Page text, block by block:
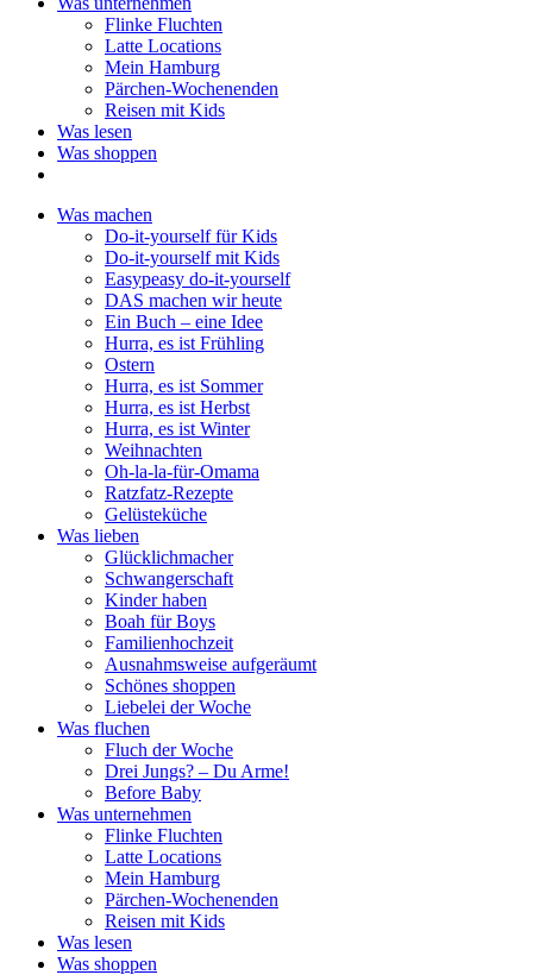
Flinke Fluchten
Latte Locations
Mein Hamburg
Pärchen-Wochenenden
Reisen mit Kids
Was lesen
Was shoppen
Was machen
Do-it-yourself für Kids
Do-it-yourself mit Kids
Easypeasy do-it-yourself
DAS machen wir heute
Ein Buch – eine Idee
Hurra, es ist Frühling
Ostern
Hurra, es ist Sommer
Hurra, es ist Herbst
Hurra, es ist Winter
Weihnachten
Oh-la-la-für-Omama
Ratzfatz-Rezepte
Gelüsteküche
Was lieben
Glücklichmacher
Schwangerschaft
Kinder haben
Boah für Boys
Familienhochzeit
Ausnahmsweise aufgeräumt
Schönes shoppen
Liebelei der Woche
Was fluchen
Fluch der Woche
Drei Jungs? – Du Arme!
Before Baby
Was unternehmen
Flinke Fluchten
Latte Locations
Mein Hamburg
Pärchen-Wochenenden
Reisen mit Kids
Was lesen
Was shoppen